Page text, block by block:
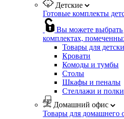
Детские
Готовые комплекты
Вы можете выбрать
комплектах,
Товары для
Кровати
Комоды и тумбы
Столы
Шкафы и пеналы
Стеллажи и полки
Домашний офис
Товары для домашнего